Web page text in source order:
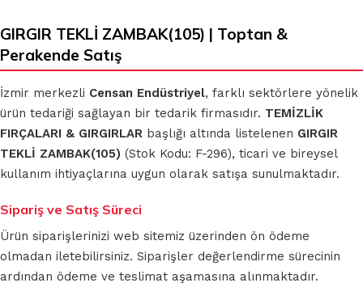
GIRGIR TEKLİ ZAMBAK(105) | Toptan &
Perakende Satış
İzmir merkezli Censan Endüstriyel, farklı sektörlere yönelik
ürün tedariği sağlayan bir tedarik firmasıdır. TEMİZLİK
FIRÇALARI & GIRGIRLAR başlığı altında listelenen GIRGIR
TEKLİ ZAMBAK(105) (Stok Kodu: F-296), ticari ve bireysel
kullanım ihtiyaçlarına uygun olarak satışa sunulmaktadır.
Sipariş ve Satış Süreci
Ürün siparişlerinizi web sitemiz üzerinden ön ödeme
olmadan iletebilirsiniz. Siparişler değerlendirme sürecinin
ardından ödeme ve teslimat aşamasına alınmaktadır.